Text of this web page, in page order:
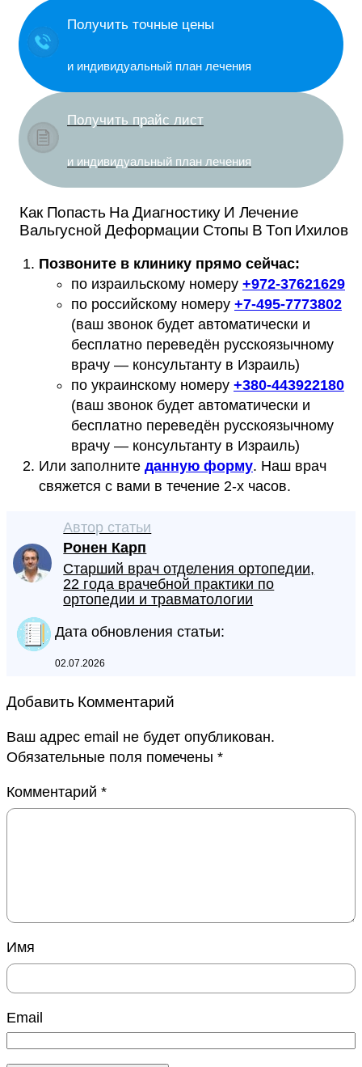
Получить точные цены
и индивидуальный план лечения
Получить прайс лист
и индивидуальный план лечения
Как Попасть На Диагностику И Лечение
Вальгусной Деформации Стопы В Топ Ихилов
Позвоните в клинику прямо сейчас:
по израильскому номеру +972-37621629
по российскому номеру +7-495-7773802
(ваш звонок будет автоматически и
бесплатно переведён русскоязычному
врачу — консультанту в Израиль)
по украинскому номеру +380-443922180
(ваш звонок будет автоматически и
бесплатно переведён русскоязычному
врачу — консультанту в Израиль)
Или заполните данную форму. Наш врач
свяжется с вами в течение 2-х часов.
Автор статьи
Ронен Карп
Старший врач отделения ортопедии,
22 года врачебной практики по
ортопедии и травматологии
Дата обновления статьи:
02.07.2026
Добавить Комментарий
Ваш адрес email не будет опубликован.
Обязательные поля помечены *
Комментарий *
Имя
Email